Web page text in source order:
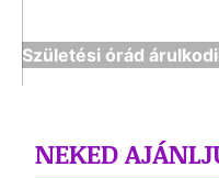
Születési órád
NEKED